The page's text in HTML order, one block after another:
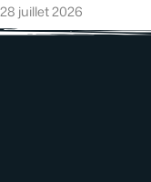
28 juillet 2026